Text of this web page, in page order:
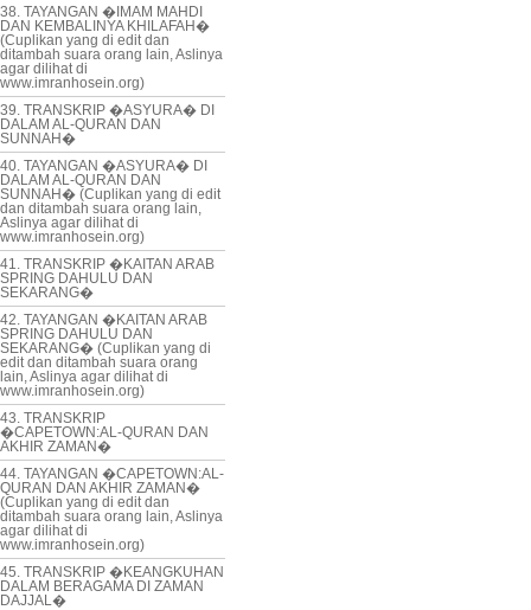
38. TAYANGAN �IMAM MAHDI
DAN KEMBALINYA KHILAFAH�
(Cuplikan yang di edit dan
ditambah suara orang lain, Aslinya
agar dilihat di
www.imranhosein.org)
39. TRANSKRIP �ASYURA� DI
DALAM AL-QURAN DAN
SUNNAH�
40. TAYANGAN �ASYURA� DI
DALAM AL-QURAN DAN
SUNNAH� (Cuplikan yang di edit
dan ditambah suara orang lain,
Aslinya agar dilihat di
www.imranhosein.org)
41. TRANSKRIP �KAITAN ARAB
SPRING DAHULU DAN
SEKARANG�
42. TAYANGAN �KAITAN ARAB
SPRING DAHULU DAN
SEKARANG� (Cuplikan yang di
edit dan ditambah suara orang
lain, Aslinya agar dilihat di
www.imranhosein.org)
43. TRANSKRIP
�CAPETOWN:AL-QURAN DAN
AKHIR ZAMAN�
44. TAYANGAN �CAPETOWN:AL-
QURAN DAN AKHIR ZAMAN�
(Cuplikan yang di edit dan
ditambah suara orang lain, Aslinya
agar dilihat di
www.imranhosein.org)
45. TRANSKRIP �KEANGKUHAN
DALAM BERAGAMA DI ZAMAN
DAJJAL�